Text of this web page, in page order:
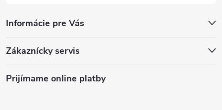
i
u
Informácie pre Vás
Zákaznícky servis
Prijímame online platby